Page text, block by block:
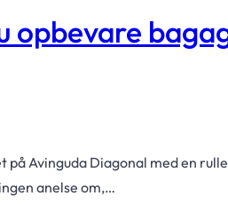
opbevare
på Avinguda Diagonal med en
anelse om,…